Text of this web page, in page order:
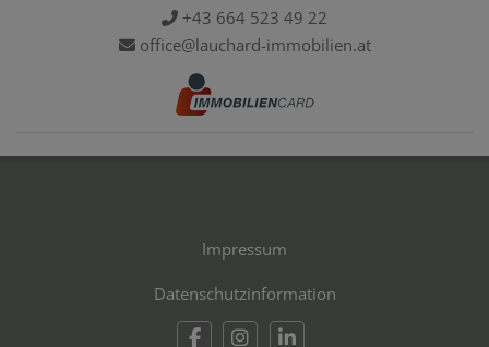
+43 664 523 49 22
office@lauchard-immobilien.at
Impressum
Datenschutzinformation